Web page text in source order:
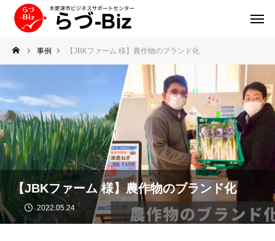
事例 【JBKファーム 様】農作物のブランド化
【JBKファーム 様】農作物のブランド化
2022.05.24